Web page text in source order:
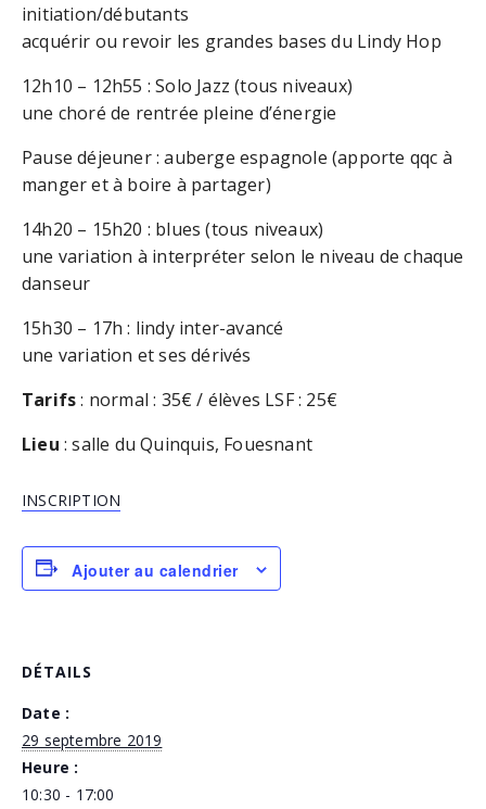
initiation/débutants
acquérir ou revoir les grandes bases du Lindy Hop
12h10 – 12h55 : Solo Jazz (tous niveaux)
une choré de rentrée pleine d’énergie
Pause déjeuner : auberge espagnole (apporte qqc à
manger et à boire à partager)
14h20 – 15h20 : blues (tous niveaux)
une variation à interpréter selon le niveau de chaque
danseur
15h30 – 17h : lindy inter-avancé
une variation et ses dérivés
Tarifs: normal : 35€ / élèves LSF : 25€
Lieu : salle du Quinquis, Fouesnant
INSCRIPTION
Ajouter au calendrier
DÉTAILS
Date :
29 septembre 2019
Heure :
10:30 - 17:00